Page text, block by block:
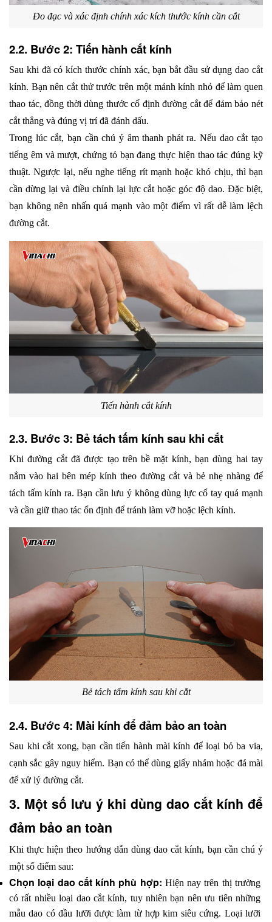
Đo đạc và xác định chính xác kích thước kính cần cắt
2.2. Bước 2: Tiến hành cắt kính
Sau khi đã có kích thước chính xác, bạn bắt đầu sử dụng dao cắt
kính. Bạn nên cắt thử trước trên một mảnh kính nhỏ để làm quen
thao tác, đồng thời dùng thước cố định đường cắt để đảm bảo nét
cắt thẳng và đúng vị trí đã đánh dấu.
Trong lúc cắt, bạn cần chú ý âm thanh phát ra. Nếu dao cắt tạo
tiếng êm và mượt, chứng tỏ bạn đang thực hiện thao tác đúng kỹ
thuật. Ngược lại, nếu nghe tiếng rít mạnh hoặc khó chịu, thì bạn
cần dừng lại và điều chỉnh lại lực cắt hoặc góc độ dao. Đặc biệt,
bạn không nên nhấn quá mạnh vào một điểm vì rất dễ làm lệch
đường cắt.
Tiến hành cắt kính
2.3. Bước 3: Bẻ tách tấm kính sau khi cắt
Khi đường cắt đã được tạo trên bề mặt kính, bạn dùng hai tay
nắm vào hai bên mép kính theo đường cắt và bẻ nhẹ nhàng để
tách tấm kính ra. Bạn cần lưu ý không dùng lực cổ tay quá mạnh
và cần giữ thao tác ổn định để tránh làm vỡ hoặc lệch kính.
Bẻ tách tấm kính sau khi cắt
2.4. Bước 4: Mài kính để đảm bảo an toàn
Sau khi cắt xong, bạn cần tiến hành mài kính để loại bỏ ba via,
cạnh sắc gây nguy hiểm. Bạn có thể dùng giấy nhám hoặc đá mài
để xử lý đường cắt.
3. Một số lưu ý khi dùng dao cắt kính để
đảm bảo an toàn
Khi thực hiện theo hướng dẫn dùng dao cắt kính, bạn cần chú ý
một số điểm sau:
Chọn loại dao cắt kính phù hợp: Hiện nay trên thị trường
có rất nhiều loại dao cắt kính, tuy nhiên bạn nên ưu tiên những
mẫu dao có đầu lưỡi được làm từ hợp kim siêu cứng. Loại lưỡi